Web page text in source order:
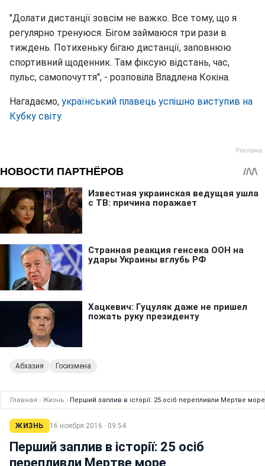
"Долати дистанції зовсім не важко. Все тому, що я
регулярно тренуюся. Бігом займаюся три рази в
тиждень. Потихеньку бігаю дистанції, заповнюю
спортивний щоденник. Там фіксую відстань, час,
пульс, самопочуття", - розповіла Владлена Кокіна.
Нагадаємо, український плавець успішно виступив на
Кубку світу.
Абхазия Госизмена
Главная › Жизнь › Перший заплив в історії: 25 осіб перепливли Мертве море
ЖИЗНЬ 16 ноября 2016 · 09:54
Перший заплив в історії: 25 осіб
перепливли Мертве море